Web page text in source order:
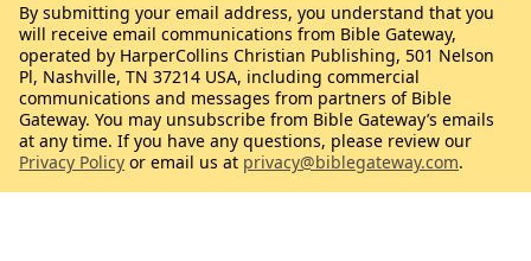
By submitting your email address, you understand that you
will receive email communications from Bible Gateway,
operated by HarperCollins Christian Publishing, 501 Nelson
Pl, Nashville, TN 37214 USA, including commercial
communications and messages from partners of Bible
Gateway. You may unsubscribe from Bible Gateway’s emails
at any time. If you have any questions, please review our
Privacy Policy or email us at privacy@biblegateway.com.